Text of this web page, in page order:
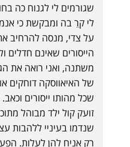
שגורמים לי לגנוח כה
לי קרֵ בה ומבקשת כי
על צדי, מנסה להרחיב
הייסורים שאינם חדלים
משתנה, ואני רואה את
של האיאווסקה דוחקים
שכל מהותו ייסורים
זועק קול ילד מבוהל
שנדמו בעיניי ללהבות
רק אניח להן לעלות.